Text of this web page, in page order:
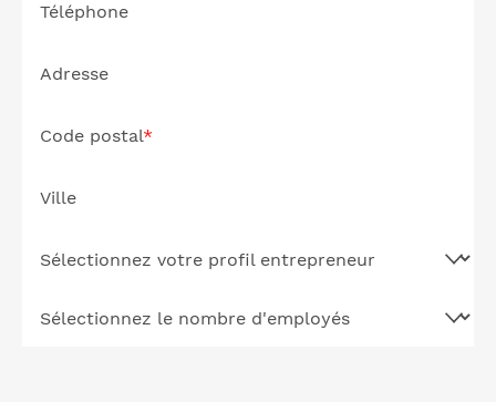
Téléphone
Adresse
Code postal
Ville
Sélectionnez votre profil entrepreneur
Sélectionnez le nombre d'employés